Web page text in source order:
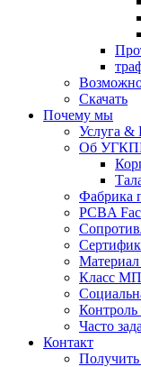
Скачать
Почему мы
Услуга &
Об
Фабрика
PCBA
Класс
Контроль
Часто
Контакт